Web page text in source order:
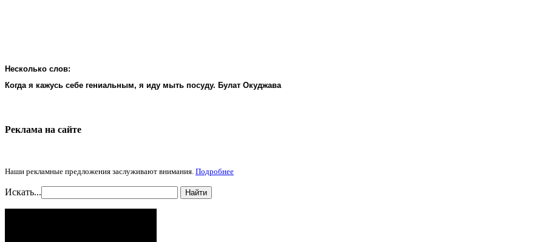
Несколько слов:
Когда я кажусь себе гениальным, я иду мыть посуду. Булат Окуджава
Реклама на cайте
Наши рекламные предложения заслуживают внимания. Подробнее
Искать... Найти